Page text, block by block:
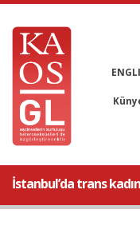
İstanbul’da trans